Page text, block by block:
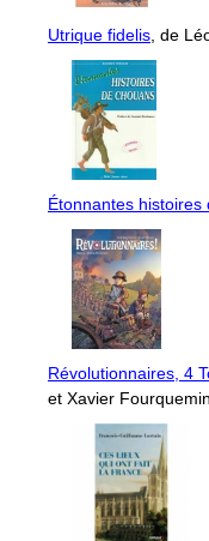
Utrique fidelis , de
Étonnantes histoires
Révolutionnaires, 4
et Xavier Fourquemin